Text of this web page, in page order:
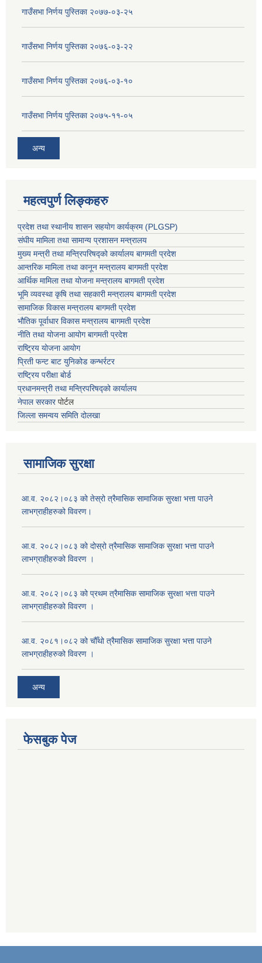
गाउँसभा निर्णय पुस्तिका २०७७-०३-२५
गाउँसभा निर्णय पुस्तिका २०७६-०३-२२
गाउँसभा निर्णय पुस्तिका २०७६-०३-१०
गाउँसभा निर्णय पुस्तिका २०७५-११-०५
अन्य
महत्वपुर्ण लिङ्कहरु
प्रदेश तथा स्थानीय शासन सहयाेग कार्यक्रम (PLGSP)
संघीय मामिला तथा सामान्य प्रशासन मन्त्रालय
मुख्य मन्त्री तथा मन्त्रिपरिषद्को कार्यालय बागमती प्रदेश
आन्तरिक मामिला तथा कानून मन्त्रालय बागमती प्रदेश
आर्थिक मामिला तथा योजना मन्त्रालय बागमती प्रदेश
भूमि व्यवस्था कृषि तथा सहकारी मन्त्रालय बागमती प्रदेश
सामाजिक विकास मन्त्रालय बागमती प्रदेश
भौतिक पूर्वाधार विकास मन्त्रालय बागमती प्रदेश
नीति तथा योजना आयोग बागमती प्रदेश
राष्ट्रिय योजना आयोग
प्रिती फन्ट बाट युनिकोड कन्भर्रटर
राष्ट्रिय परीक्षा बोर्ड
प्रधानमन्त्री तथा मन्त्रिपरिषद्को कार्यालय
नेपाल सरकारपोर्टल
जिल्ला समन्वय समिति दोलखा
सामाजिक सुरक्षा
आ.व. २०८२।०८३ को तेस्रो त्रैमासिक सामाजिक सुरक्षा भत्ता पाउने
लाभग्राहीहरुको विवरण।
आ.व. २०८२।०८३ को दोस्रो त्रैमासिक सामाजिक सुरक्षा भत्ता पाउने
लाभग्राहीहरुको विवरण ।
आ.व. २०८२।०८३ को प्रथम त्रैमासिक सामाजिक सुरक्षा भत्ता पाउने
लाभग्राहीहरुको विवरण ।
आ.व. २०८१।०८२ को चौँथो त्रैमासिक सामाजिक सुरक्षा भत्ता पाउने
लाभग्राहीहरुको विवरण ।
अन्य
फेसबुक पेज